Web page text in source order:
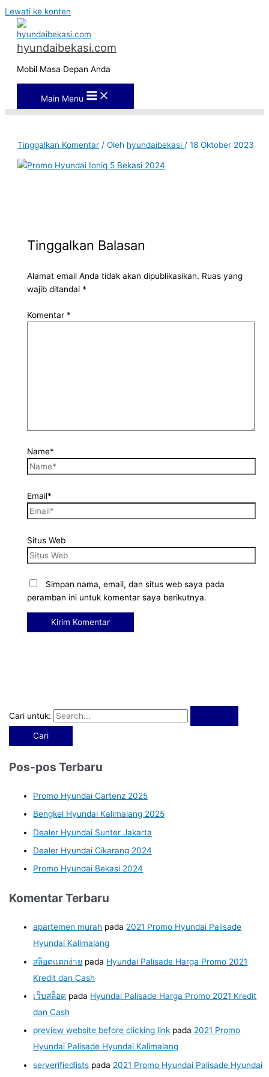
Lewati ke konten
hyundaibekasi.com
Mobil Masa Depan Anda
Main Menu
Cari untuk:
Pos-pos Terbaru
Promo Hyundai Cartenz 2025
Bengkel Hyundai Kalimalang 2025
Dealer Hyundai Sunter Jakarta
Dealer Hyundai Cikarang 2024
Promo Hyundai Bekasi 2024
Komentar Terbaru
apartemen murah pada 2021 Promo Hyundai Palisade
Hyundai Kalimalang
สล็อตแตกง่าย pada Hyundai Palisade Harga Promo 2021
Kredit dan Cash
เว็บสล็อต pada Hyundai Palisade Harga Promo 2021 Kredit
dan Cash
preview website before clicking link pada 2021 Promo
Hyundai Palisade Hyundai Kalimalang
serverifiedlists pada 2021 Promo Hyundai Palisade Hyundai
Tinggalkan Komentar / Oleh hyundaibekasi /18 Oktober 2023
Tinggalkan Balasan
Alamat email Anda tidak akan dipublikasikan. Ruas yang
wajib ditandai *
Komentar *
Name*
Email*
Situs Web
Simpan nama, email, dan situs web saya pada
peramban ini untuk komentar saya berikutnya.